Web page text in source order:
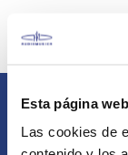
Esta página
Las cookies de